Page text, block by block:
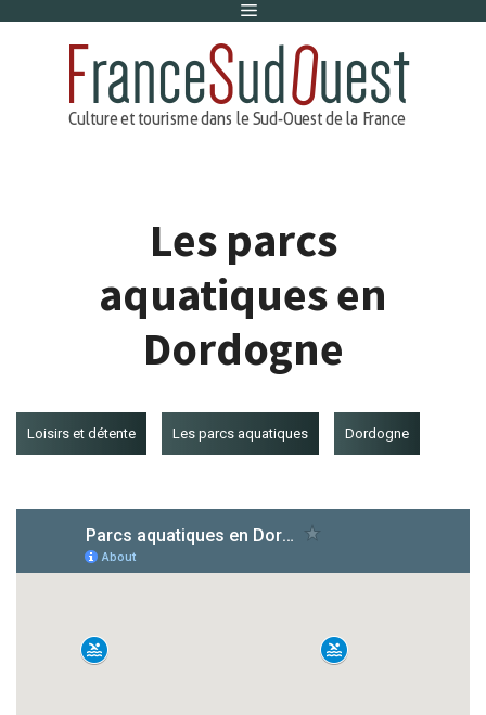
Menu
Les parcs
aquatiques en
Dordogne
Loisirs et détente Les parcs aquatiques Dordogne